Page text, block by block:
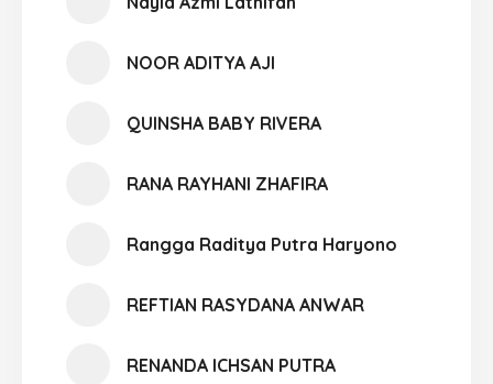
NOOR ADITYA AJI
QUINSHA BABY RIVERA
RANA RAYHANI ZHAFIRA
Rangga Raditya Putra Haryono
REFTIAN RASYDANA ANWAR
RENANDA ICHSAN PUTRA